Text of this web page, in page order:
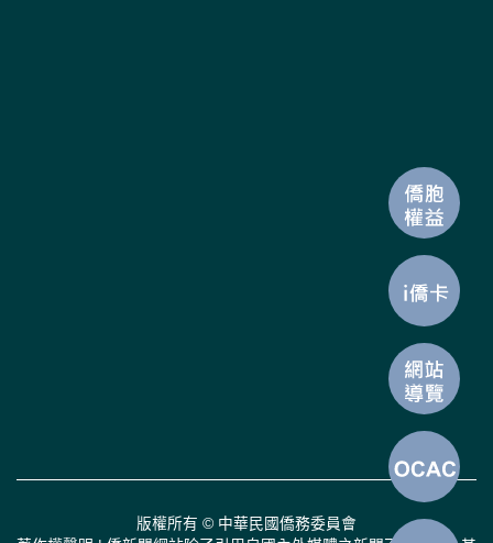
版權所有 © 中華民國僑務委員會